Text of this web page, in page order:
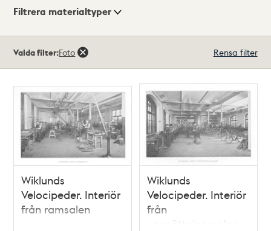
Visningsläge
Filtrera materialtyper
träffar
Valda filter:Foto Rensa filter
Wiklunds
Velocipeder. Interiör
från ramsalen
Wiklunds
Velocipeder. Interiör
från
uppsättningssalen